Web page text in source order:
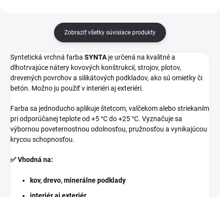
Zobraziť všetky súvisiace produkty
Syntetická vrchná farba SYNTA je určená na kvalitné a
dlhotrvajúce nátery kovových konštrukcií, strojov, plotov,
drevených povrchov a silikátových podkladov, ako sú omietky či
betón. Možno ju použiť v interiéri aj exteriéri.
Farba sa jednoducho aplikuje štetcom, valčekom alebo striekaním
pri odporúčanej teplote od +5 °C do +25 °C. Vyznačuje sa
výbornou poveternostnou odolnosťou, pružnosťou a vynikajúcou
krycou schopnosťou.
✅ Vhodná na:
kov, drevo, minerálne podklady